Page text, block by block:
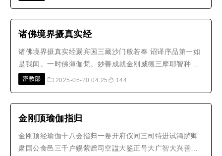
天女使。各各以本誓加持。自住金..
诸佛境界摄真实经
诸佛境界摄真实经罽宾国三藏沙门般若奉 诏译序品第一如
是我闻。一时佛薄伽梵。妙善成就金刚威德三摩耶智种种
希有最胜功德。已能获得一切如来灌顶宝冠。超过三界。
愿求。随其所乐。皆令满足。大..
密教部 2025-05-20 04:25 144
金刚顶瑜伽指归
金刚顶经瑜伽十八会指归一卷开府仪同三司特进试鸿胪卿
肃国公食邑三千户赐紫赠司空諡大鉴正号大广智大兴善寺